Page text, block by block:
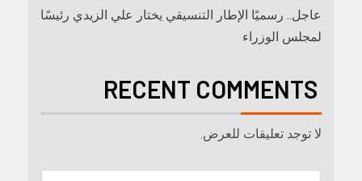
عاجل.. رسميًا الإطار التنسيقي يختار علي الزيدي رئيسًا
لمجلس الوزراء
RECENT COMMENTS
لا توجد تعليقات للعرض.